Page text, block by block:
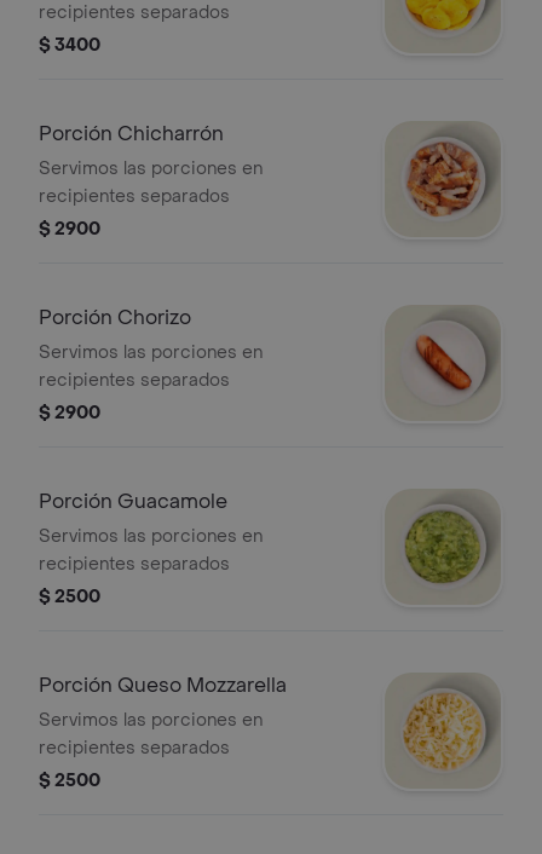
recipientes separados
$ 3400
Porción Chicharrón
Servimos las porciones en
recipientes separados
$ 2900
Porción Chorizo
Servimos las porciones en
recipientes separados
$ 2900
Porción Guacamole
Servimos las porciones en
recipientes separados
$ 2500
Porción Queso Mozzarella
Servimos las porciones en
recipientes separados
$ 2500